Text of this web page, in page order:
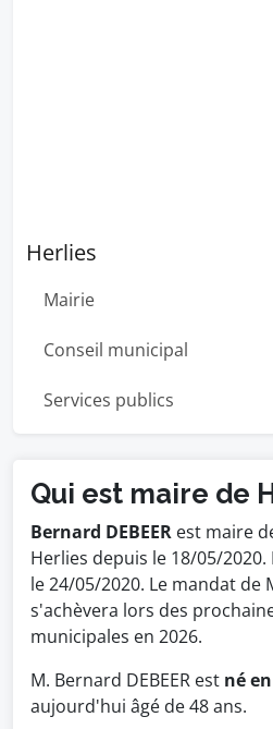
Herlies
Mairie
Conseil municipal
Services publics
Qui est maire de
Bernard DEBEER est maire
Herlies depuis le 18/05/
le 24/05/2020. Le mandat de
s'achèvera lors des
municipales en 2026.
M. Bernard DEBEER est né
aujourd'hui âgé de 48 ans.